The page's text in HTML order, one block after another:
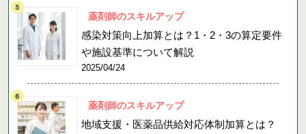
薬剤師のスキルアップ
感染対策向上加算とは？1・2・3の算定要件
や施設基準について解説
2025/04/24
薬剤師のスキルアップ
地域支援・医薬品供給対応体制加算とは？